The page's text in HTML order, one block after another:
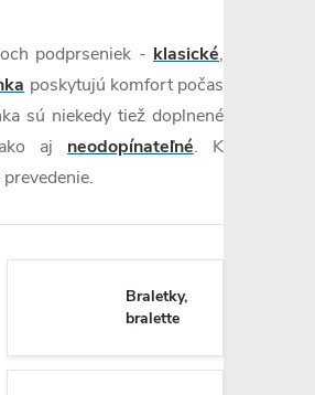
podprseniek - klasické,
poskytujú komfort počas
sú niekedy tiež doplnené
aj neodopínateľné. K
Braletky,
bralette